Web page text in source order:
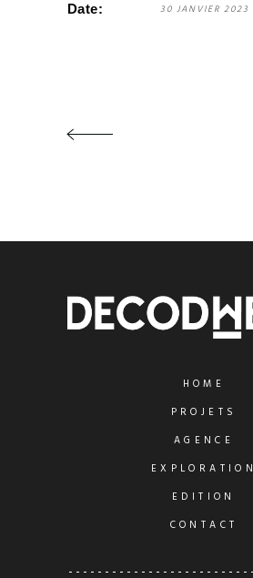
Date: 30 JANVIER 2023
HOME
PROJETS
AGENCE
EXPLORATION
EDITION
CONTACT